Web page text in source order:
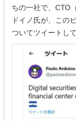
ちの一社で、CTO
ドイノ氏が、この
ついてツイートして